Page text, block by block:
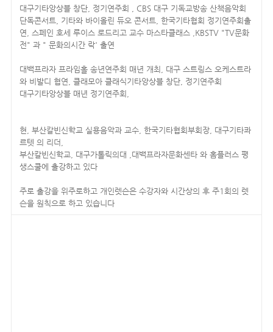
대구기타앙상블 창단, 정기연주회 , CBS 대구 기독교방송 산책음악회
단독콘서트, 기타와 바이올린 듀오 콘서트, 한국기타협회 정기연주회출
연, 스페인 호세 루이스 로드리고 교수 마스타클래스 ,KBSTV "TV문화
전" 과 " 문화의시간 락' 출연
대백프라자 프라임홀 송년연주회 매년 개최, 대구 스트링스 오케스트라
와 비발디 협연, 클래모아 클래식기타앙상블 창단, 정기연주회
대구기타앙상블 매년 정기연주회,
현, 부산칼빈신학교 실용음악과 교수, 한국기타협회부회장, 대구기타콰
르텟 의 리더,
부산칼빈신학교, 대구가톨릭의대 ,대백프라자문화센타 와 홈플러스 평
생스쿨에 출강하고 있다
주로 출강을 위주로하고 개인렛슨은 수강자와 시간상의 후 주1회의 렛
슨을 원칙으로 하고 있습니다